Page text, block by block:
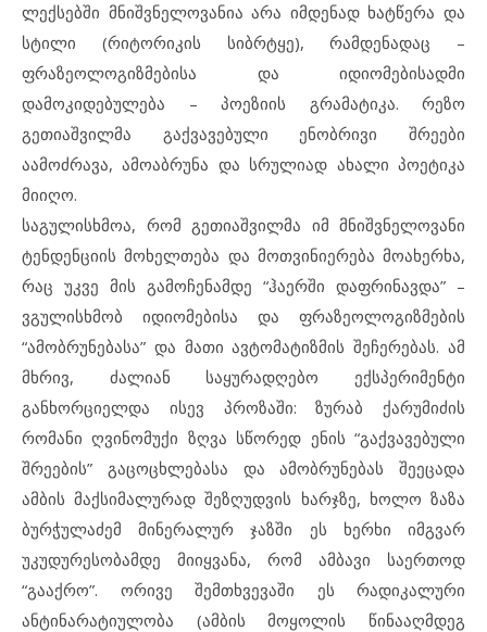
ლექსებში მნიშვნელოვანია არა იმდენად ხატწერა და
სტილი (რიტორიკის სიბრტყე), რამდენადაც –
ფრაზეოლოგიზმებისა და იდიომებისადმი
დამოკიდებულება – პოეზიის გრამატიკა. რეზო
გეთიაშვილმა გაქვავებული ენობრივი შრეები
აამოძრავა, ამოაბრუნა და სრულიად ახალი პოეტიკა
მიიღო.
საგულისხმოა, რომ გეთიაშვილმა იმ მნიშვნელოვანი
ტენდენციის მოხელთება და მოთვინიერება მოახერხა,
რაც უკვე მის გამოჩენამდე “ჰაერში დაფრინავდა” –
ვგულისხმობ იდიომებისა და ფრაზეოლოგიზმების
“ამობრუნებასა” და მათი ავტომატიზმის შეჩერებას. ამ
მხრივ, ძალიან საყურადღებო ექსპერიმენტი
განხორციელდა ისევ პროზაში: ზურაბ ქარუმიძის
რომანი ღვინომუქი ზღვა სწორედ ენის “გაქვავებული
შრეების” გაცოცხლებასა და ამობრუნებას შეეცადა
ამბის მაქსიმალურად შეზღუდვის ხარჯზე, ხოლო ზაზა
ბურჭულაძემ მინერალურ ჯაზში ეს ხერხი იმგვარ
უკუდურესობამდე მიიყვანა, რომ ამბავი საერთოდ
“გააქრო”. ორივე შემთხვევაში ეს რადიკალური
ანტინარატიულობა (ამბის მოყოლის წინააღმდეგ